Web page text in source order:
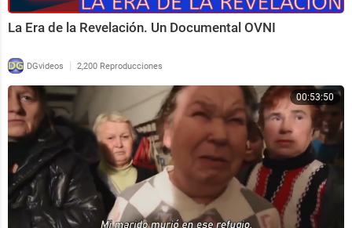
La Era de la Revelación. Un Documental OVNI
DGvideos | 2,200 Reproducciones
00:53:50